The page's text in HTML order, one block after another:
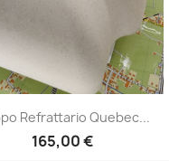
Refrattario Quebec...
165,00 €